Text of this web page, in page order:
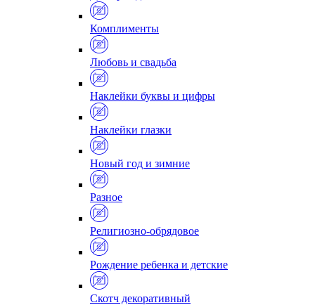
Комплименты
Любовь и свадьба
Наклейки буквы и цифры
Наклейки глазки
Новый год и зимние
Разное
Религиозно-обрядовое
Рождение ребенка и детские
Скотч декоративный